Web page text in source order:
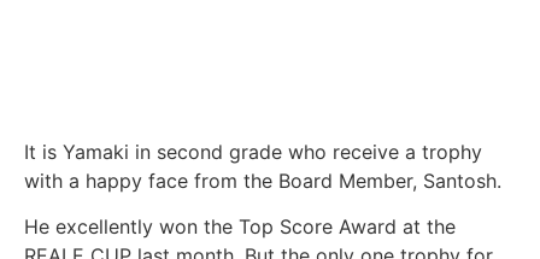
It is Yamaki in second grade who receive a trophy
with a happy face from the Board Member, Santosh.
He excellently won the Top Score Award at the